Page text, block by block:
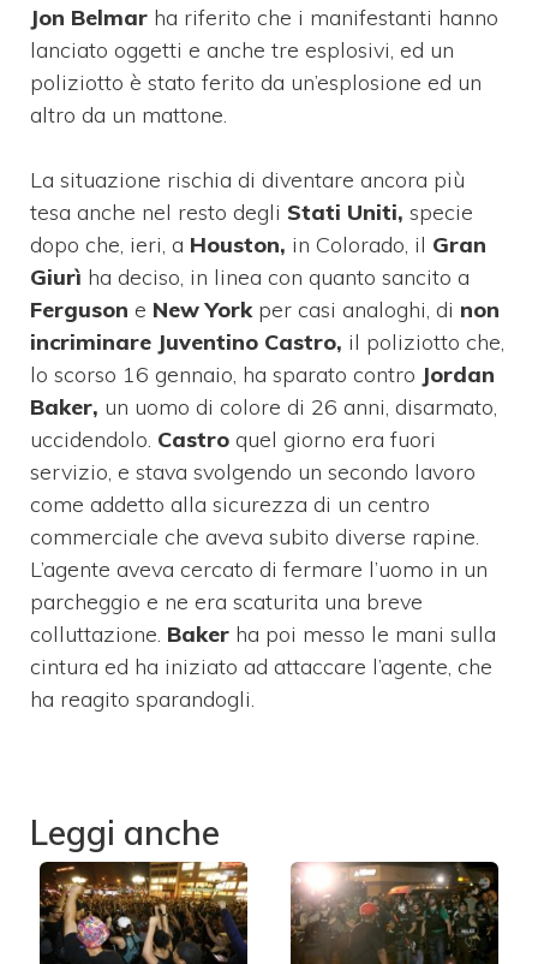
Jon Belmar ha riferito che i manifestanti hanno
lanciato oggetti e anche tre esplosivi, ed un
poliziotto è stato ferito da un’esplosione ed un
altro da un mattone.
La situazione rischia di diventare ancora più
tesa anche nel resto degli Stati Uniti, specie
dopo che, ieri, a Houston, in Colorado, il Gran
Giurì ha deciso, in linea con quanto sancito a
Ferguson e New Yorkper casi analoghi, di non
incriminare Juventino Castro, il poliziotto che,
lo scorso 16 gennaio, ha sparato contro Jordan
Baker, un uomo di colore di 26 anni, disarmato,
uccidendolo. Castro quel giorno era fuori
servizio, e stava svolgendo un secondo lavoro
come addetto alla sicurezza di un centro
commerciale che aveva subito diverse rapine.
L’agente aveva cercato di fermare l’uomo in un
parcheggio e ne era scaturita una breve
colluttazione. Baker ha poi messo le mani sulla
cintura ed ha iniziato ad attaccare l’agente, che
ha reagito sparandogli.
Leggi anche